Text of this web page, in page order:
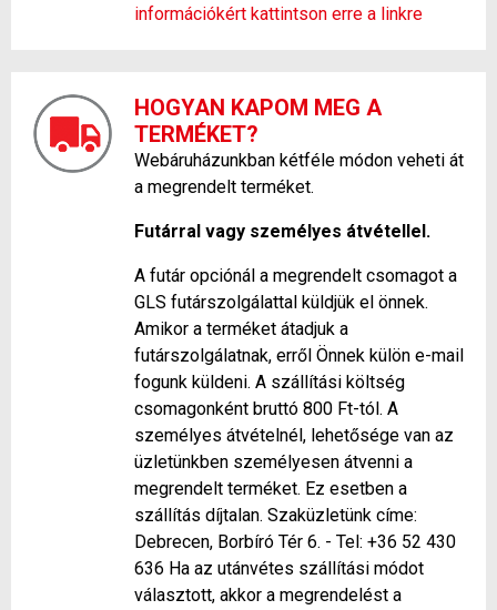
információkért kattintson erre a linkre
HOGYAN KAPOM MEG A
TERMÉKET?
Webáruházunkban kétféle módon veheti át
a megrendelt terméket.
Futárral vagy személyes átvétellel.
A futár opciónál a megrendelt csomagot a
GLS futárszolgálattal küldjük el önnek.
Amikor a terméket átadjuk a
futárszolgálatnak, erről Önnek külön e-mail
fogunk küldeni. A szállítási költség
csomagonként bruttó 800 Ft-tól. A
személyes átvételnél, lehetősége van az
üzletünkben személyesen átvenni a
megrendelt terméket. Ez esetben a
szállítás díjtalan. Szaküzletünk címe:
Debrecen, Borbíró Tér 6. - Tel: +36 52 430
636 Ha az utánvétes szállítási módot
választott, akkor a megrendelést a